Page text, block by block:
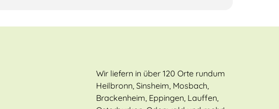
Wir liefern in über 120 Orte rundum
Heilbronn, Sinsheim, Mosbach,
Brackenheim, Eppingen, Lauffen,